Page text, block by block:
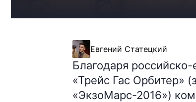
Евгений Статецкий
Благодаря
«Трейс Гас Орбитер»
«ЭкзоМарс-2016»)